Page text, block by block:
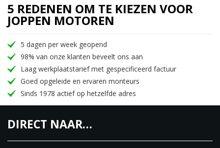
5 REDENEN OM TE KIEZEN VOOR
JOPPEN MOTOREN
5 dagen per week geopend
98% van onze klanten beveelt ons aan
Laag werkplaatstarief met gespecificeerd factuur
Goed opgeleide en ervaren monteurs
Sinds 1978 actief op hetzelfde adres
DIRECT NAAR…